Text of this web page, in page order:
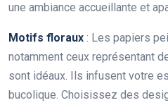
une ambiance accueillante et
Motifs floraux : Les papiers
notamment ceux représentant
sont idéaux. Ils infusent votre
bucolique. Choisissez des